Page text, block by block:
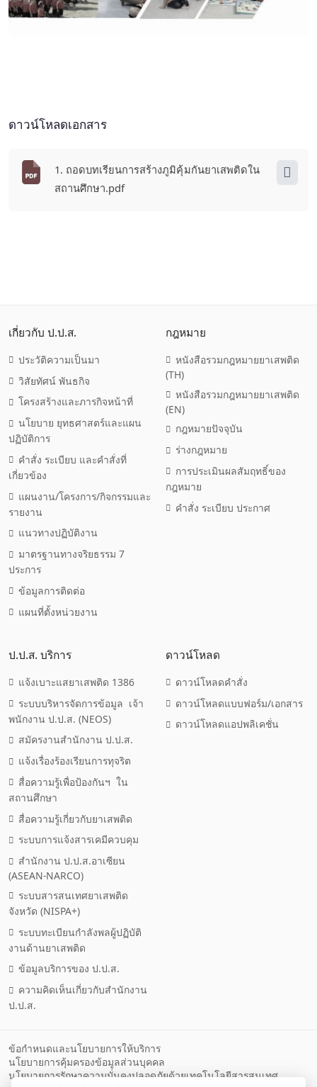
ดาวน์โหลดเอกสาร
1. ถอดบทเรียนการสร้างภูมิคุ้มกันยาเสพติดใน
สถานศึกษา.pdf
เกี่ยวกับ ป.ป.ส.
ประวัติความเป็นมา
วิสัยทัศน์ พันธกิจ
โครงสร้างและภารกิจหน้าที่
นโยบาย ยุทธศาสตร์และแผน
ปฏิบัติการ
คำสั่ง ระเบียบ และคำสั่งที่
เกี่ยวข้อง
แผนงาน/โครงการ/กิจกรรมและ
รายงาน
แนวทางปฏิบัติงาน
มาตรฐานทางจริยธรรม 7
ประการ
ข้อมูลการติดต่อ
แผนที่ตั้งหน่วยงาน
กฎหมาย
หนังสือรวมกฎหมายยาเสพติด
(TH)
หนังสือรวมกฎหมายยาเสพติด
(EN)
กฎหมายปัจจุบัน
ร่างกฎหมาย
การประเมินผลสัมฤทธิ์ของ
กฎหมาย
คำสั่ง ระเบียบ ประกาศ
ป.ป.ส. บริการ
แจ้งเบาะแสยาเสพติด 1386
ระบบบริหารจัดการข้อมูล เจ้า
พนักงาน ป.ป.ส. (NEOS)
สมัครงานสำนักงาน ป.ป.ส.
แจ้งเรื่องร้องเรียนการทุจริต
สื่อความรู้เพื่อป้องกันฯ ใน
สถานศึกษา
สื่อความรู้เกี่ยวกับยาเสพติด
ระบบการแจ้งสารเคมีควบคุม
สำนักงาน ป.ป.ส.อาเซียน
(ASEAN-NARCO)
ระบบสารสนเทศยาเสพติด
จังหวัด (NISPA+)
ระบบทะเบียนกำลังพลผู้ปฏิบัติ
งานด้านยาเสพติด
ข้อมูลบริการของ ป.ป.ส.
ความคิดเห็นเกี่ยวกับสำนักงาน
ป.ป.ส.
ดาวน์โหลด
ดาวน์โหลดคำสั่ง
ดาวน์โหลดแบบฟอร์ม/เอกสาร
ดาวน์โหลดแอปพลิเคชั่น
ข้อกำหนดและนโยบายการให้บริการ
นโยบายการคุ้มครองข้อมูลส่วนบุคคล
นโยบายการรักษาความมั่นคงปลอดภัยด้วยเทคโนโลยีสารสนเทศ